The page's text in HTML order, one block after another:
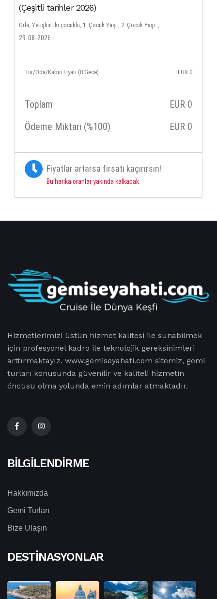
(Çeşitli tarihler 2026)
Oda, Yetişkin İki çocuklu, 1. Çocuk Yaşı , 2. Çocuk Yaşı: ,
29-08-2026 -
Tur/Oda/Kabin Fiyatı (8 Gece) EUR 0
Toplam EUR 0
Ödeme Miktarı (%100)
EUR 0
Fiyatlar artarsa fırsatı kaçırırsın!
Bu harika oranlar yakında kalkacak
Hizmetlerimizi üstün hizmet kalitesi ile sunabilmek
için profesyonel kadro ile teknolojik gereksinimleri
arttırmaktayız. www.gemiseyahati.com sitemiz, gemi
turları konusunda güvenilir ve kaliteli hizmetin
öncüsü olma yolunda emin adımlar atmaktadır.
BILGILENDIRME
Hakkımızda
Gemi Turları
Bize Ulaşın
DESTINASYONLAR